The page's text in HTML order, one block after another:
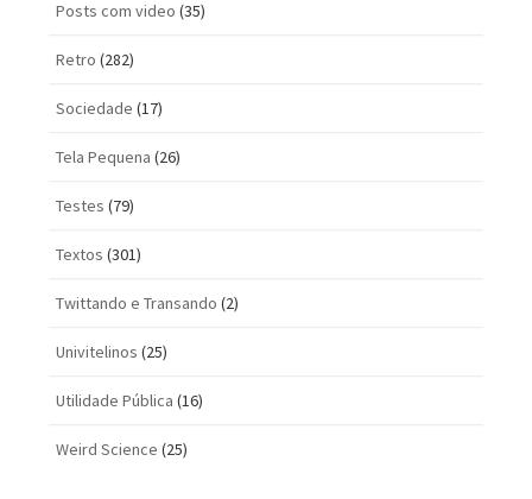
Posts com vi­deo (35)
Retro (282)
Sociedade (17)
Tela Pequena (26)
Testes (79)
Textos (301)
Twittando e Transando (2)
Univitelinos (25)
Utilidade Pública (16)
Weird Science (25)